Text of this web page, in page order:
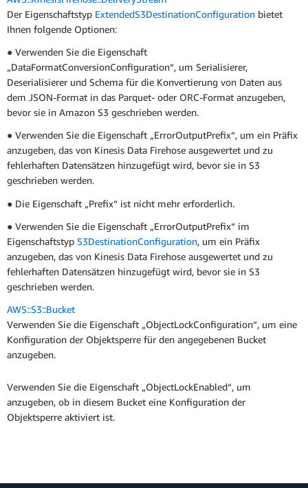
Der Eigenschaftstyp ExtendedS3DestinationConfiguration bietet
Ihnen folgende Optionen:
● Verwenden Sie die Eigenschaft
„DataFormatConversionConfiguration“, um Serialisierer,
Deserialisierer und Schema für die Konvertierung von Daten aus
dem JSON-Format in das Parquet- oder ORC-Format anzugeben,
bevor sie in Amazon S3 geschrieben werden.
● Verwenden Sie die Eigenschaft „ErrorOutputPrefix“, um ein Präfix
anzugeben, das von Kinesis Data Firehose ausgewertet und zu
fehlerhaften Datensätzen hinzugefügt wird, bevor sie in S3
geschrieben werden.
● Die Eigenschaft „Prefix“ ist nicht mehr erforderlich.
● Verwenden Sie die Eigenschaft „ErrorOutputPrefix“ im
Eigenschaftstyp S3DestinationConfiguration, um ein Präfix
anzugeben, das von Kinesis Data Firehose ausgewertet und zu
fehlerhaften Datensätzen hinzugefügt wird, bevor sie in S3
geschrieben werden.
AWS::S3::Bucket
Verwenden Sie die Eigenschaft „ObjectLockConfiguration“, um eine
Konfiguration der Objektsperre für den angegebenen Bucket
anzugeben.
Verwenden Sie die Eigenschaft „ObjectLockEnabled“, um
anzugeben, ob in diesem Bucket eine Konfiguration der
Objektsperre aktiviert ist.